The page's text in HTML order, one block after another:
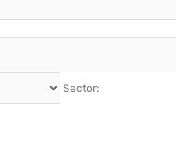
Sector: